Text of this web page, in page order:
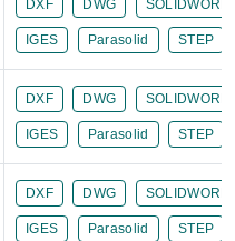
DXF DWG
IGES Parasolid STEP
DXF DWG
IGES Parasolid STEP
DXF DWG
IGES Parasolid STEP